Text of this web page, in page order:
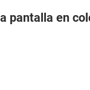
pantalla en